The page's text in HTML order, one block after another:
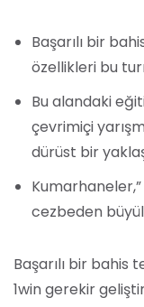
Başarılı bir
özellikleri bu
Bu alandaki
çevrimiçi
dürüst bir
Kumarhaneler,”
cezbeden
Başarılı bir bahis
1win gerekir